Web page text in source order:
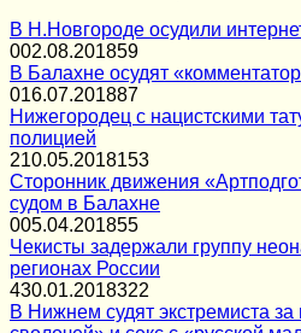
В Н.Новгороде осудили
002.08.201859
В Балахне осудят
016.07.201887
Нижегородец с нацистскими
полицией
210.05.2018153
Сторонник движения
судом в Балахне
005.04.201855
Чекисты задержали группу
регионах России
430.01.2018322
В Нижнем судят экстремиста за